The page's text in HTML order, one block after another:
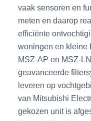
vaak sensoren en
meten en daarop
efficiënte
woningen en kleine
MSZ-AP en MSZ-
geavanceerde
leveren op
van Mitsubishi
gekozen unit is